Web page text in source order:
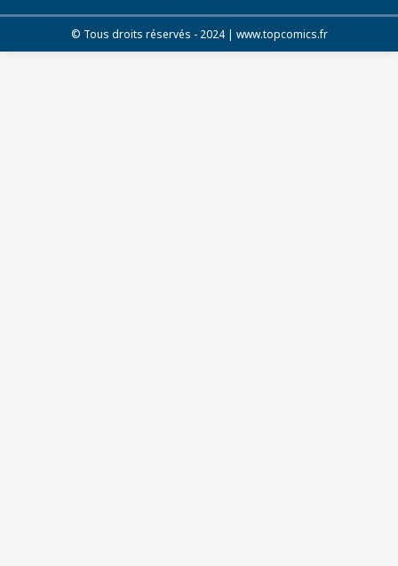
© Tous droits réservés - 2024 | www.topcomics.fr